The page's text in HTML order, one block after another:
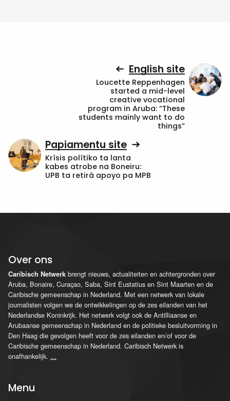
English site
Loucette Reppenhagen
started a mid-level
creative vocational
program in Aruba: “These
students mainly want to do
things”
Papiamentu site
Krísis polítiko ta lanta
kabes atrobe na Boneiru:
UPB ta retirá apoyo pa MPB
Over ons
Caribisch Netwerk brengt nieuws, actualiteiten en achtergronden over
Aruba, Bonaire, Curaçao, Saba, Sint Eustatius en Sint Maarten en de
Caribische gemeenschap in Nederland. Met een netwerk van lokale
journalisten volgen we de ontwikkelingen op de zes eilanden van het
Nederlandse Koninkrijk. Het netwerk volgt ook de Antilliaanse en
Arubaanse gemeenschap in Nederland en de politieke besluitvorming in
Den Haag die gevolgen heeft voor de zes eilanden en/of voor de
Caribische gemeenschap in Nederland. Caribisch Netwerk is
onafhankelijk. ...
Menu